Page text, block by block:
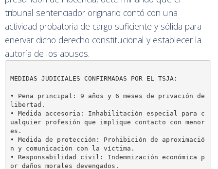
tribunal sentenciador originario contó con una
actividad probatoria de cargo suficiente y sólida para
enervar dicho derecho constitucional y establecer la
autoría de los abusos.
MEDIDAS JUDICIALES CONFIRMADAS POR EL TSJA:
• Pena principal: 9 años y 6 meses de privación de
libertad.
• Medida accesoria: Inhabilitación especial para c
ualquier profesión que implique contacto con menor
es.
• Medida de protección: Prohibición de aproximació
n y comunicación con la víctima.
• Responsabilidad civil: Indemnización económica p